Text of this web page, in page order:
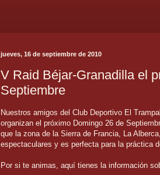
jueves, 16 de septiembre de 2010
V Raid Béjar-Granadilla el
Septiembre
Nuestros amigos del Club Deportivo El
organizan el próximo Domingo 26 de
que la zona de la Sierra de Francia, La
espectaculares y es perfecta para la práctica
Por si te animas, aquí tienes la información